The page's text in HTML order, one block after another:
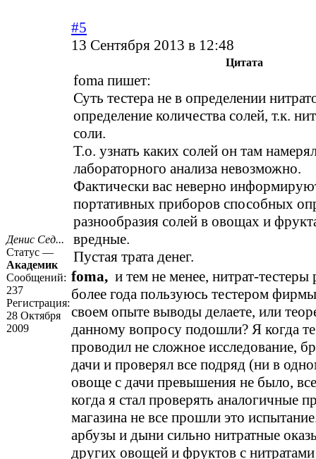
Денис Сед...
Статус —
Академик
Сообщений:
237
Регистрация:
28 Октября
2009
#5
13 Сентября 2013 в 12:48
Цитата
foma пишет:
Суть тестера не в определении
определение количества солей, т.к.
соли.
Т.о. узнать каких солей он там
лабораторного анализа невозможно.
Фактически вас неверно
портативных приборов способных
разнообразия солей в овощах и
вредные.
Пустая трата денег.
foma, и тем не менее, нитрат-
более года пользуюсь тестером
своем опыте выводы делаете, или
данному вопросу подошли? Я когда
проводил не сложное исследование,
дачи и проверял все подряд (ни в
овоще с дачи превышения не было,
когда я стал проверять аналогичные
магазина не все прошли это
арбузы и дыни сильно нитратные
других овощей и фруктов с нитратами